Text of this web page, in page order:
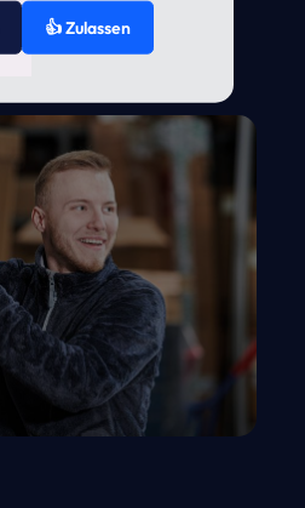
👍 Zulassen